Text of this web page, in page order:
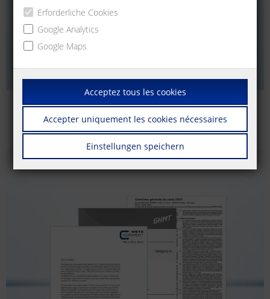
Catalogues | Brochures
Supports d'impression, certificats, logiciels, etc.
Erforderliche Cookies
Google Analytics
Google Maps
Acceptez tous les cookies
Accepter uniquement les cookies nécessaires
Einstellungen speichern